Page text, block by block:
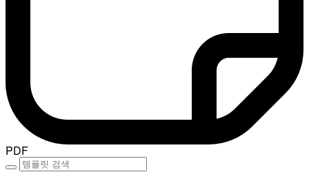
PDF